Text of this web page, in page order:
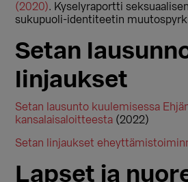
(2020). Kyselyraportti
sukupuoli-identiteetin
Setan
linjaukset
Setan lausunto kuulemisessa
kansalaisaloitteesta (2022)
Setan linjaukset
Lapset ja